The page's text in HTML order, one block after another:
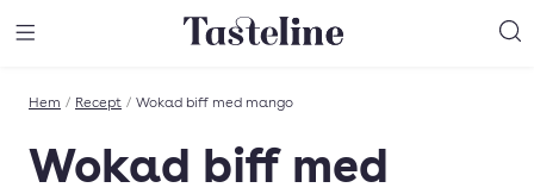
Till Tastelines startsida
Hem / Recept / Wokad biff med mango
Wokad biff med